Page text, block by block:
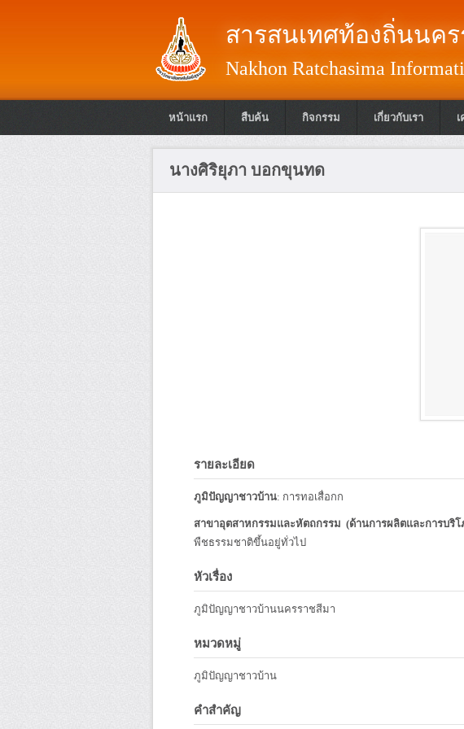
สารสนเทศท้องถิ่นนค
Nakhon Ratchasima
หน้าแรก สืบค้น กิจกรรม เกี่ยวกับเรา
นางศิริยุภา บอกขุนทด
รายละเอียด
ภูมิปัญญาชาวบ้าน: การทอเสื่อกก
สาขาอุตสาหกรรมและหัตถกรรม (ด้านการผลิตและการบริ
พืชธรรมชาติขึ้นอยู่ทั่วไป
หัวเรื่อง
ภูมิปัญญาชาวบ้านนครราชสีมา
หมวดหมู่
ภูมิปัญญาชาวบ้าน
คำสำคัญ